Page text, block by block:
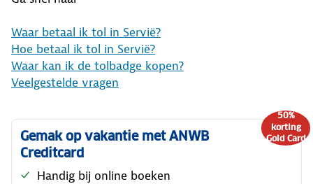
Waar betaal ik tol in Servië?
Hoe betaal ik tol in Servië?
Waar kan ik de tolbadge kopen?
Veelgestelde vragen
50%
korting
Gold Card
Gemak op vakantie met ANWB
Creditcard
Handig bij online boeken